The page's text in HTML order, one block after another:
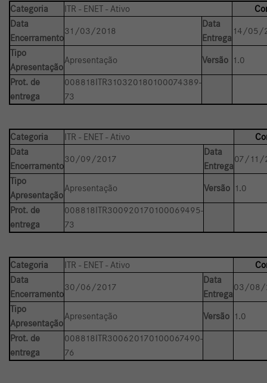
Categoria ITR - ENET - Ativo
Data
Encerramento
31/03/2018
Data
Entrega
14/05/
Tipo
Apresentação
Apresentação Versão 1.0
Prot. de
entrega
008818ITR310320180100074389-
73
Categoria ITR - ENET - Ativo
Data
Encerramento
30/09/2017
Data
Entrega
07/11/
Tipo
Apresentação
Apresentação Versão 1.0
Prot. de
entrega
008818ITR300920170100069495-
73
Categoria ITR - ENET - Ativo
Data
Encerramento
30/06/2017
Data
Entrega
03/08/
Tipo
Apresentação
Apresentação Versão 1.0
Prot. de
entrega
008818ITR300620170100067490-
76